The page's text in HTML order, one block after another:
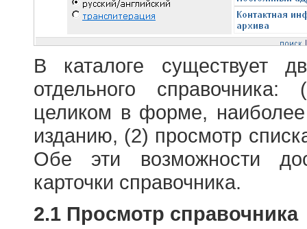
В каталоге существует
отдельного
целиком в форме,
изданию, (2) просмотр
Обе эти возможности
карточки справочника.
2.1 Просмотр справочника